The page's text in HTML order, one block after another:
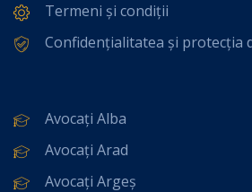
Termeni și condiții
Confidențialitatea și protecția
Avocați Alba
Avocați Arad
Avocați Argeș